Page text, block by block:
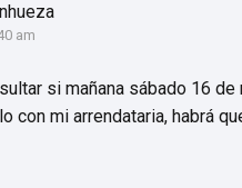
am
si mañana sábado 16
con mi arrendataria, habrá